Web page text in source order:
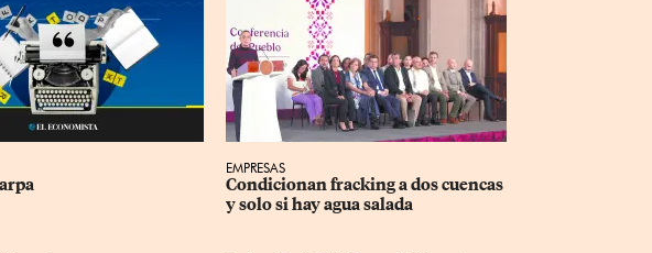
EMPRESAS
Condicionan fracking a dos cuencas
y solo si hay agua salada